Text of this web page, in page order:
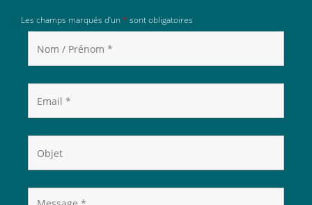
Les champs marqués d’un * sont obligatoires